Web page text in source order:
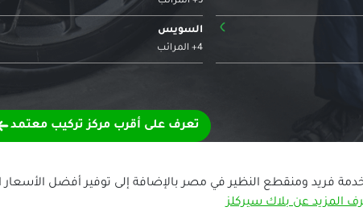
› السويس
4+ المرائب
تعرف على أقرب مركز تركيب معتمد
فريد ومنقطع النظير في مصر بالإضافة إلى توفير أفضل
المزيد عن بلاك سيركلز